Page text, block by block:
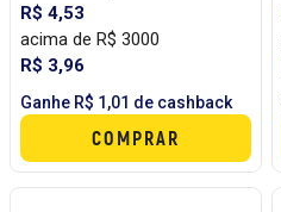
R$ 4,53
acima de R$ 3000
R$ 3,96
Ganhe R$ 1,01 de cashback
COMPRAR